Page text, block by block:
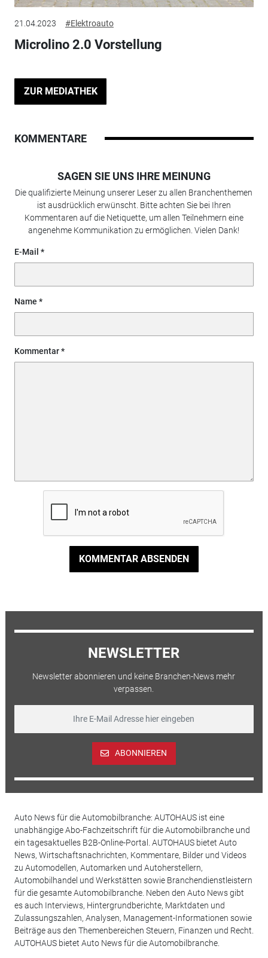
21.04.2023 #Elektroauto
Microlino 2.0 Vorstellung
ZUR MEDIATHEK
KOMMENTARE
SAGEN SIE UNS IHRE MEINUNG
Die qualifizierte Meinung unserer Leser zu allen Branchenthemen
ist ausdrücklich erwünscht. Bitte achten Sie bei Ihren
Kommentaren auf die Netiquette, um allen Teilnehmern eine
angenehme Kommunikation zu ermöglichen. Vielen Dank!
E-Mail
Name
Kommentar
KOMMENTAR ABSENDEN
NEWSLETTER
Newsletter abonnieren und keine Branchen-News mehr
verpassen.
ABONNIEREN
Auto News für die Automobilbranche: AUTOHAUS ist eine
unabhängige Abo-Fachzeitschrift für die Automobilbranche und
ein tagesaktuelles B2B-Online-Portal. AUTOHAUS bietet Auto
News, Wirtschaftsnachrichten, Kommentare, Bilder und Videos
zu Automodellen, Automarken und Autoherstellern,
Automobilhandel und Werkstätten sowie Branchendienstleistern
für die gesamte Automobilbranche. Neben den Auto News gibt
es auch Interviews, Hintergrundberichte, Marktdaten und
Zulassungszahlen, Analysen, Management-Informationen sowie
Beiträge aus den Themenbereichen Steuern, Finanzen und Recht.
AUTOHAUS bietet Auto News für die Automobilbranche.